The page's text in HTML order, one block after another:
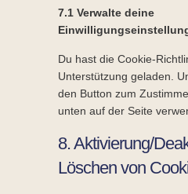
7.1 Verwalte deine
Du hast die Cookie-
Unterstützung geladen.
den Button zum
unten auf der Seite
8. Aktivierung/
Löschen von